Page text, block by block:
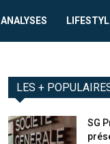
ANALYSES
LES +
SG